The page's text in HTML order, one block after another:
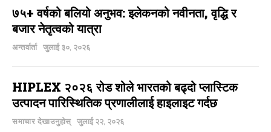
७५+ वर्षको बलियो अनुभव: इलेकनको नवीनता, वृद्धि र
बजार नेतृत्वको यात्रा
अन्तर्वार्ता जुलाई ३०, २०२६
HIPLEX २०२६ रोड शोले भारतको बढ्दो प्लास्टिक
उत्पादन पारिस्थितिक प्रणालीलाई हाइलाइट गर्दछ
समाचार देखाउनुहोस् जुलाई २२, २०२६